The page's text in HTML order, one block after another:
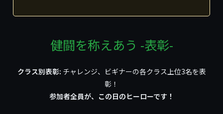
健闘を称えあう -表彰-
クラス別表彰: チャレンジ、ビギナーの各クラス上位3名を表
彰！
参加者全員が、この日のヒーローです！